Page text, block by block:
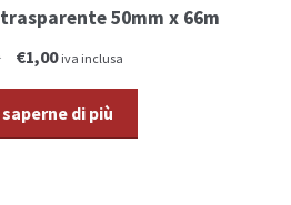
50mm x 66m
€1,00 iva inclusa
di più